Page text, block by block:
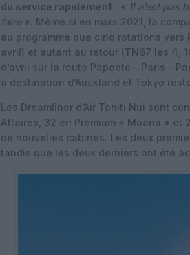
du service rapidement : « Il n’est pas
faire ». Même si en mars 2021, la
au programme que cinq rotations vers
avril) et autant au retour (TN67 les 4,
d’avril sur la route Papeete – Paris –
à destination d’Auckland et Tokyo
Les Dreamliner d’Air Tahiti Nui sont
Affaires, 32 en Premium « Moana » et
de nouvelles cabines. Les deux
tandis que les deux derniers ont été